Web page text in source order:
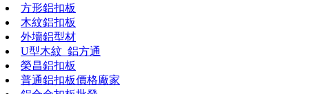
方形鋁扣板
木紋鋁扣板
外墻鋁型材
U型木紋_鋁方通
榮昌鋁扣板
普通鋁扣板價格廠家